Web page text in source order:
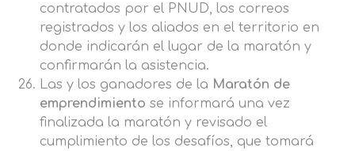
contratados por el PNUD, los correos
registrados y los aliados en el territorio en
donde indicarán el lugar de la maratón y
confirmarán la asistencia.
Las y los ganadores de la Maratón de
emprendimiento se informará una vez
finalizada la maratón y revisado el
cumplimiento de los desafíos, que tomará